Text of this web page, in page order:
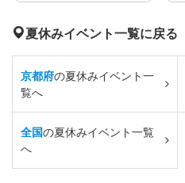
夏休みイベント一覧に戻る
京都府の夏休みイベント一
覧へ
全国の夏休みイベント一覧
へ